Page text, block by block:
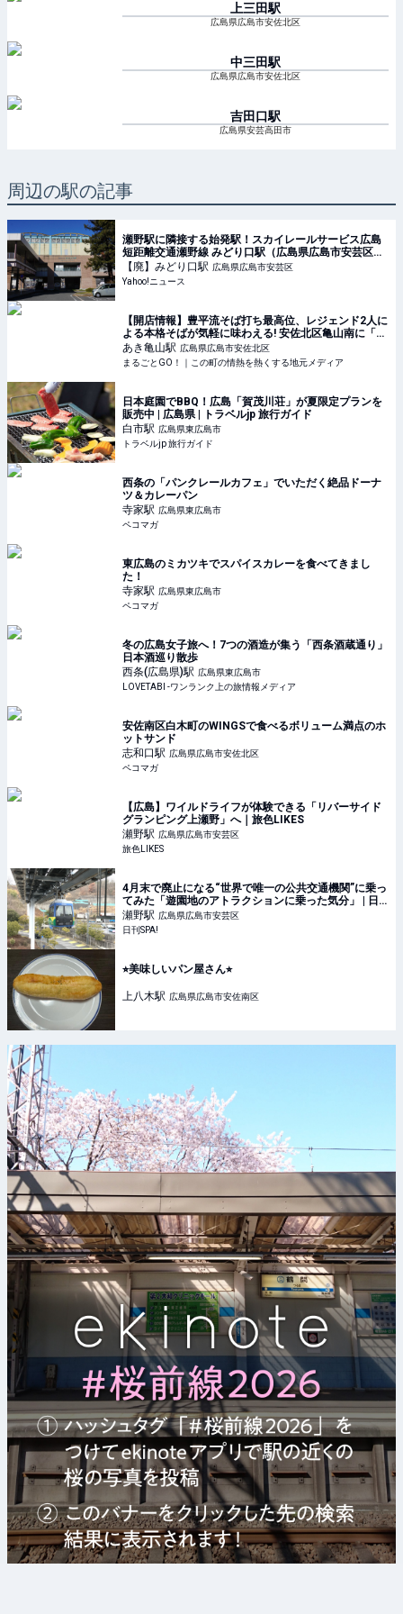
上三田駅
広島県広島市安佐北区
中三田駅
広島県広島市安佐北区
吉田口駅
広島県安芸高田市
周辺の駅の記事
瀬野駅に隣接する始発駅！スカイレールサービス広島
短距離交通瀬野線 みどり口駅（広島県広島市安芸区）
（清水要） - エキスパート - Yahoo!ニュース
【廃】みどり口駅 広島県広島市安芸区
Yahoo!ニュース
【開店情報】豊平流そば打ち最高位、レジェンド2人に
よる本格そばが気軽に味わえる! 安佐北区亀山南に「あ
き亀山のそば処」が4/8(金)オープン。
あき亀山駅 広島県広島市安佐北区
まるごとGO！｜この町の情熱を熱くする地元メディア
日本庭園でBBQ！広島「賀茂川荘」が夏限定プランを
販売中 | 広島県 | トラベルjp 旅行ガイド
白市駅 広島県東広島市
トラベルjp 旅行ガイド
西条の「パンクレールカフェ」でいただく絶品ドーナ
ツ＆カレーパン
寺家駅 広島県東広島市
ペコマガ
東広島のミカツキでスパイスカレーを食べてきまし
た！
寺家駅 広島県東広島市
ペコマガ
冬の広島女子旅へ！7つの酒造が集う「西条酒蔵通り」
日本酒巡り散歩
西条(広島県)駅 広島県東広島市
LOVETABI -ワンランク上の旅情報メディア
安佐南区白木町のWINGSで食べるボリューム満点のホ
ットサンド
志和口駅 広島県広島市安佐北区
ペコマガ
【広島】ワイルドライフが体験できる「リバーサイド
グランピング上瀬野」へ｜旅色LIKES
瀬野駅 広島県広島市安芸区
旅色LIKES
4月末で廃止になる“世界で唯一の公共交通機関”に乗っ
てみた「遊園地のアトラクションに乗った気分」 | 日
刊SPA!
瀬野駅 広島県広島市安芸区
日刊SPA!
⭐︎美味しいパン屋さん⭐︎
上八木駅 広島県広島市安佐南区